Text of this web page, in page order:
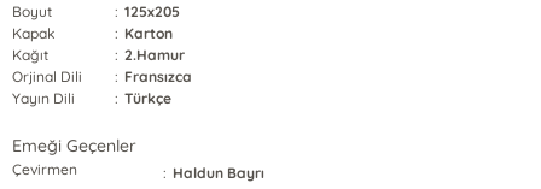
Boyut
: 125x205
Kapak
: Karton
Kağıt
: 2.Hamur
Orjinal Dili
: Fransızca
Yayın Dili
: Türkçe
Emeği Geçenler
Çevirmen : Haldun Bayrı